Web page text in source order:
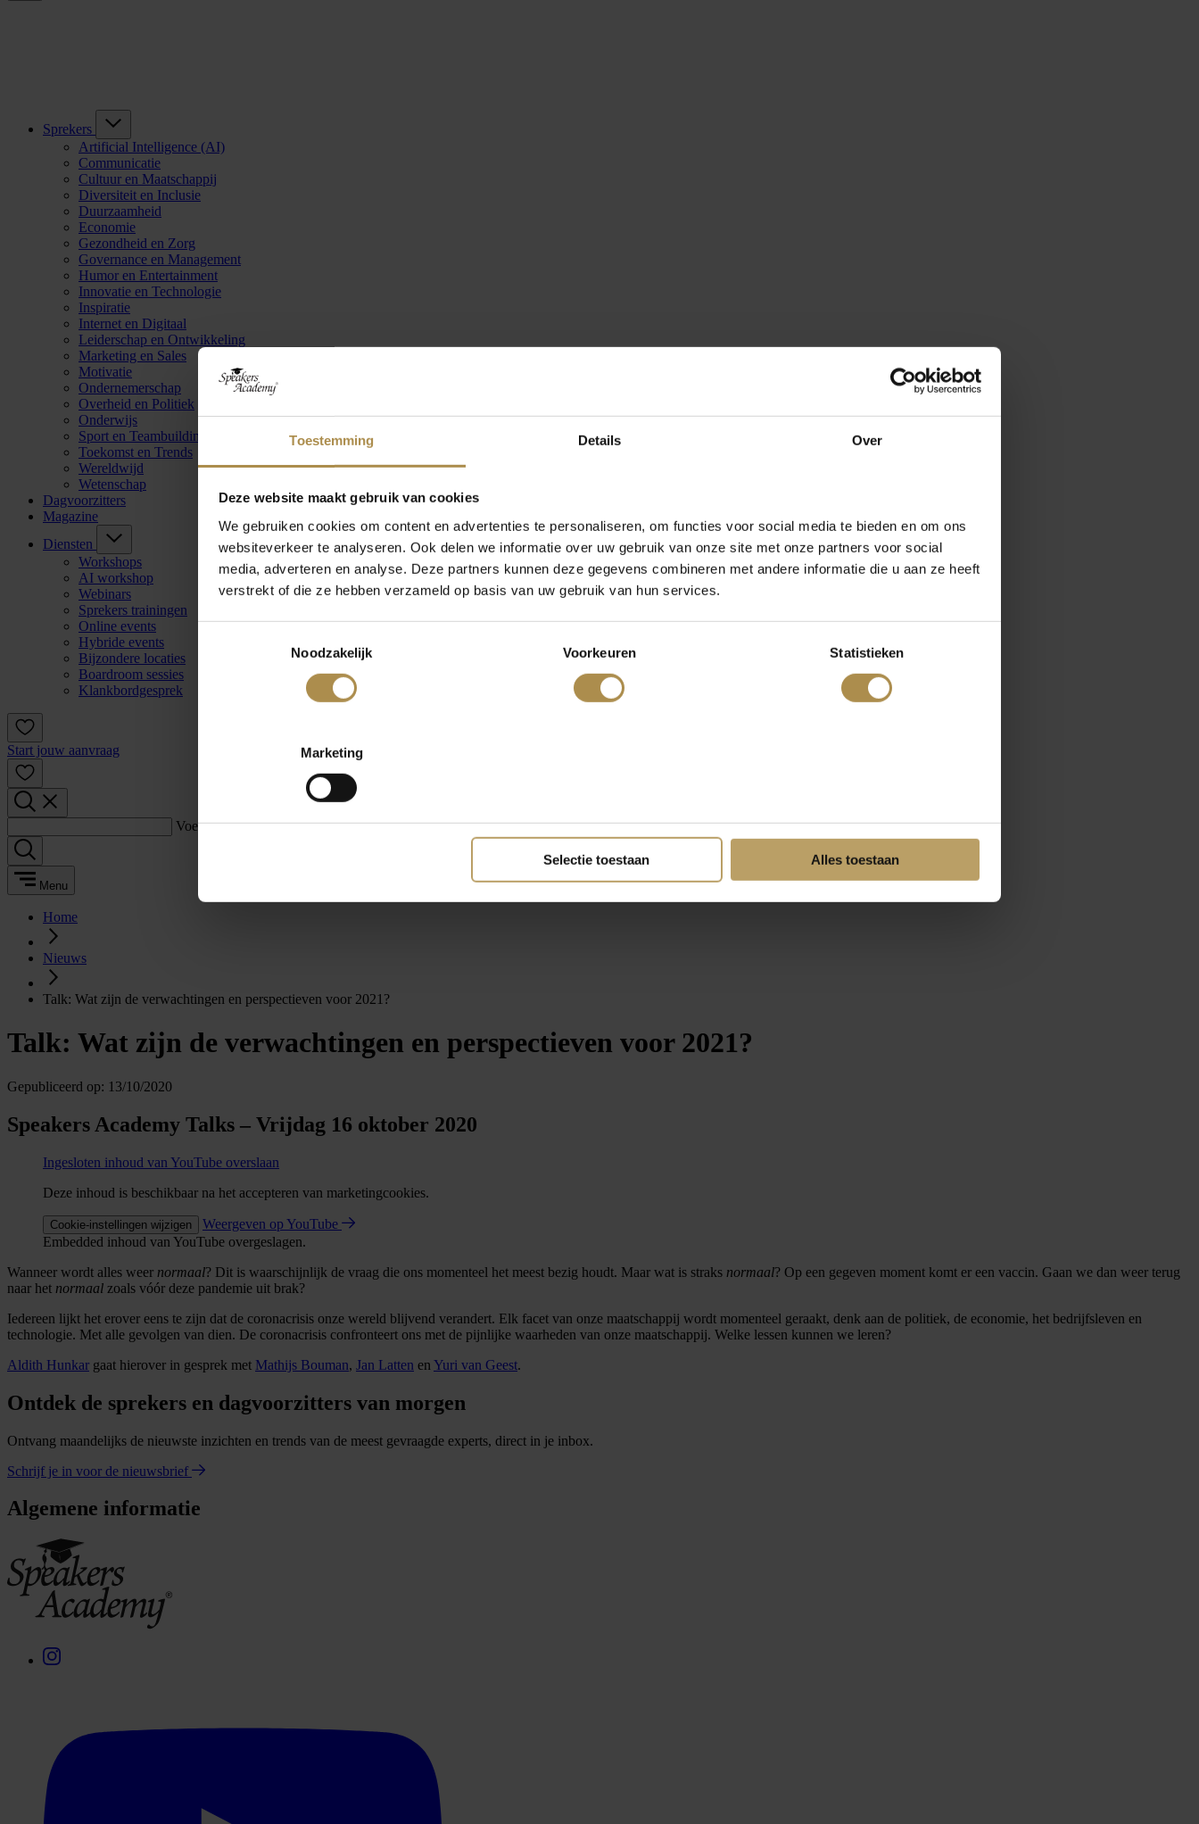
Toestemming Details Over
Deze website maakt gebruik van cookies
We gebruiken cookies om content en advertenties te personaliseren, om functies voor social media te bieden en om ons
websiteverkeer te analyseren. Ook delen we informatie over uw gebruik van onze site met onze partners voor social
media, adverteren en analyse. Deze partners kunnen deze gegevens combineren met andere informatie die u aan ze heeft
verstrekt of die ze hebben verzameld op basis van uw gebruik van hun services.
Noodzakelijk
Voorkeuren Statistieken
Marketing
Selectie toestaan Alles toestaan
Sprekers
Artificial Intelligence (AI)
Communicatie
Cultuur en Maatschappij
Diversiteit en Inclusie
Duurzaamheid
Economie
Gezondheid en Zorg
Governance en Management
Humor en Entertainment
Innovatie en Technologie
Inspiratie
Internet en Digitaal
Leiderschap en Ontwikkeling
Marketing en Sales
Motivatie
Ondernemerschap
Overheid en Politiek
Onderwijs
Sport en Teambuilding
Toekomst en Trends
Wereldwijd
Wetenschap
Dagvoorzitters
Magazine
Diensten
Workshops
AI workshop
Webinars
Sprekers trainingen
Online events
Hybride events
Bijzondere locaties
Boardroom sessies
Klankbordgesprek
Start jouw aanvraag
Voer een zoekterm in:
Menu
Home
Nieuws
Talk: Wat zijn de verwachtingen en perspectieven voor 2021?
Talk: Wat zijn de verwachtingen en perspectieven voor 2021?
Gepubliceerd op: 13/10/2020
Speakers Academy Talks – Vrijdag 16 oktober 2020
Ingesloten inhoud van YouTube overslaan
Deze inhoud is beschikbaar na het accepteren van marketingcookies.
Cookie-instellingen wijzigen
Weergeven op YouTube
Embedded inhoud van YouTube overgeslagen.
Wanneer wordt alles weer normaal? Dit is waarschijnlijk de vraag die ons momenteel het meest bezig houdt. Maar wat is straks normaal? Op een gegeven moment komt er een vaccin. Gaan we dan weer terug
naar het normaal zoals vóór deze pandemie uit brak?
Iedereen lijkt het erover eens te zijn dat de coronacrisis onze wereld blijvend verandert. Elk facet van onze maatschappij wordt momenteel geraakt, denk aan de politiek, de economie, het bedrijfsleven en
technologie. Met alle gevolgen van dien. De coronacrisis confronteert ons met de pijnlijke waarheden van onze maatschappij. Welke lessen kunnen we leren?
Aldith Hunkar gaat hierover in gesprek met Mathijs Bouman, Jan Latten en Yuri van Geest.
Ontdek de sprekers en dagvoorzitters van morgen
Ontvang maandelijks de nieuwste inzichten en trends van de meest gevraagde experts, direct in je inbox.
Schrijf je in voor de nieuwsbrief
Algemene informatie